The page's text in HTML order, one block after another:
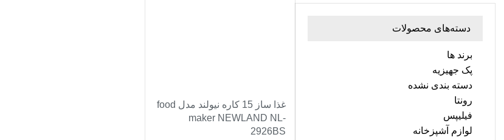
دسته‌های محصولات
برند ها
پک جهیزیه
دسته بندی نشده
رونتا
فیلیپس
لوازم آشپزخانه
غذا ساز 15 کاره نیولند مدل food
maker NEWLAND NL-
2926BS